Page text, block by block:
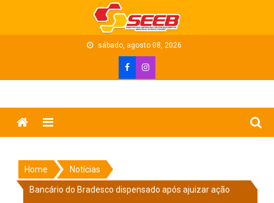
content
sábado, agosto 08, 2026
Menu
Home Notícias
Bancário do Bradesco dispensado após ajuizar ação